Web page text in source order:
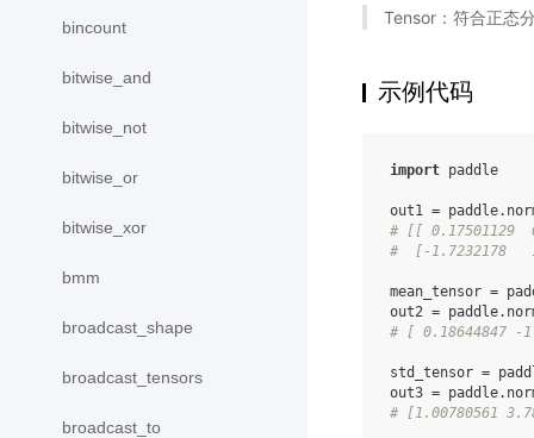
bincount
bitwise_and
bitwise_not
bitwise_or
bitwise_xor
bmm
broadcast_shape
broadcast_tensors
broadcast_to
Tensor：符合正态
示例代码
import paddle
out1 = paddle.
# [[ 0.17501129
#  [-1.7232178
mean_tensor =
out2 = paddle.
# [ 0.18644847 -
std_tensor =
out3 = paddle.
# [1.00780561